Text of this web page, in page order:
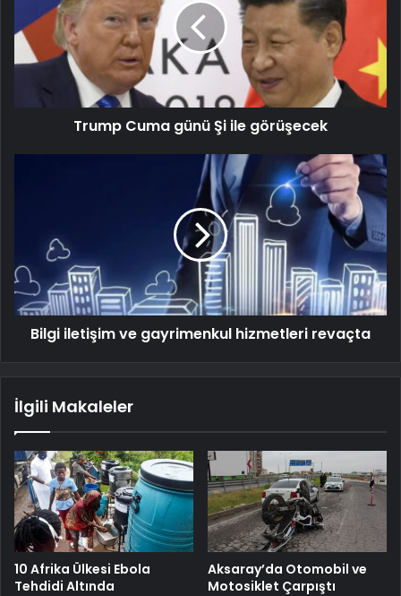
Trump Cuma günü Şi ile görüşecek
Bilgi iletişim ve gayrimenkul hizmetleri revaçta
İlgili Makaleler
10 Afrika Ülkesi Ebola
Tehdidi Altında
Aksaray’da Otomobil ve
Motosiklet Çarpıştı